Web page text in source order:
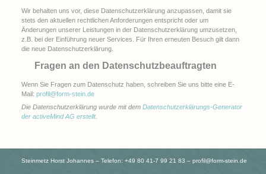
Wir behalten uns vor, diese Datenschutzerklärung anzupassen, damit sie
stets den aktuellen rechtlichen Anforderungen entspricht oder um
Änderungen unserer Leistungen in der Datenschutzerklärung umzusetzen,
z.B. bei der Einführung neuer Services. Für Ihren erneuten Besuch gilt dann
die neue Datenschutzerklärung.
Fragen an den Datenschutzbeauftragten
Wenn Sie Fragen zum Datenschutz haben, schreiben Sie uns bitte eine E-
Mail: profil@form-stein.de
Die Datenschutzerklärung wurde mit dem Datenschutzerklärungs-Generator
der activeMind AG erstellt.
Steinmetz Horst Johannes – Telefon: +49 80 41-7 99 21 83 – profil@form-stein.de